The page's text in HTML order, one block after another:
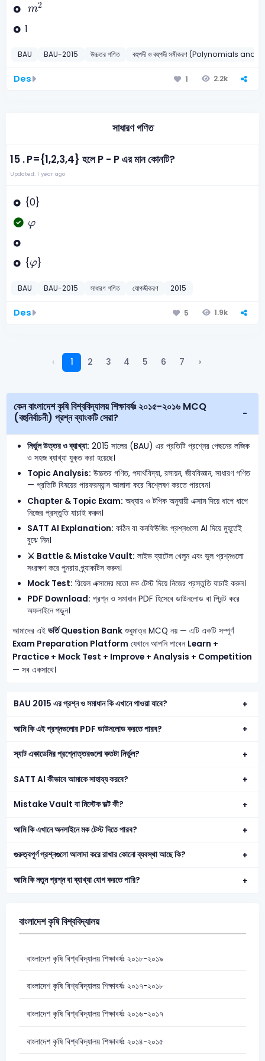
m2
1
BAU BAU-2015 উচ্চতর গণিত বহুপদী ও বহুপদী সমীকরণ (Polynomials
Des 1 2.2k
সাধারণ গণিত
15 .P={1,2,3,4} হলে P - P এর মান কোনটি?
Updated: 1 year ago
{0}
φ
φ
{φ
φ}
BAU BAU-2015 সাধারণ গণিত যোগজীকরণ 2015
Des 5 1.9k
‹ 1 2 3 4 5 6 7 ›
কেন বাংলাদেশ কৃষি বিশ্ববিদ্যালয় শিক্ষাবর্ষঃ ২০১৫-২০১৬ MCQ
(বহুনির্বাচনী) প্রশ্ন ব্যাংকটি সেরা?
নির্ভুল উত্তর ও ব্যাখ্যা: 2015 সালের (BAU) এর প্রতিটি প্রশ্নের পেছনের লজিক
ও সহজ ব্যাখ্যা যুক্ত করা হয়েছে।
Topic Analysis: উচ্চতর গণিত, পদার্থবিদ্যা, রসায়ন, জীববিজ্ঞান, সাধারণ গণিত
— প্রতিটি বিষয়ের পারফরম্যান্স আলাদা করে বিশ্লেষণ করতে পারবেন।
Chapter & Topic Exam: অধ্যায় ও টপিক অনুযায়ী এক্সাম দিয়ে ধাপে ধাপে
নিজের প্রস্তুতি যাচাই করুন।
SATT AI Explanation: কঠিন বা কনফিউজিং প্রশ্নগুলো AI দিয়ে মুহূর্তেই
বুঝে নিন।
⚔️ Battle & Mistake Vault: লাইভ ব্যাটেল খেলুন এবং ভুল প্রশ্নগুলো
সংরক্ষণ করে পুনরায় প্র্যাকটিস করুন।
Mock Test: রিয়েল এক্সামের মতো মক টেস্ট দিয়ে নিজের প্রস্তুতি যাচাই করুন।
PDF Download: প্রশ্ন ও সমাধান PDF হিসেবে ডাউনলোড বা প্রিন্ট করে
অফলাইনে পড়ুন।
আমাদের এই ভর্তি Question Bankশুধুমাত্র MCQ নয় — এটি একটি সম্পূর্ণ
Exam Preparation Platform যেখানে আপনি পাবেন Learn +
Practice + Mock Test + Improve + Analysis + Competition
— সব একসাথে।
BAU 2015 এর প্রশ্ন ও সমাধান কি এখানে পাওয়া যাবে?
আমি কি এই প্রশ্নগুলোর PDF ডাউনলোড করতে পারব?
স্যাট একাডেমির প্রশ্নোত্তরগুলো কতটা নির্ভুল?
SATT AI কীভাবে আমাকে সাহায্য করবে?
Mistake Vault বা মিস্টেক ভল্ট কী?
আমি কি এখানে অনলাইনে মক টেস্ট দিতে পারব?
গুরুত্বপূর্ণ প্রশ্নগুলো আলাদা করে রাখার কোনো ব্যবস্থা আছে কি?
আমি কি নতুন প্রশ্ন বা ব্যাখ্যা যোগ করতে পারি?
বাংলাদেশ কৃষি বিশ্ববিদ্যালয়
বাংলাদেশ কৃষি বিশ্ববিদ্যালয় শিক্ষাবর্ষঃ ২০১৮-২০১৯
বাংলাদেশ কৃষি বিশ্ববিদ্যালয় শিক্ষাবর্ষঃ ২০১৭-২০১৮
বাংলাদেশ কৃষি বিশ্ববিদ্যালয় শিক্ষাবর্ষঃ ২০১৬-২০১৭
বাংলাদেশ কৃষি বিশ্ববিদ্যালয় শিক্ষাবর্ষঃ ২০১৪-২০১৫